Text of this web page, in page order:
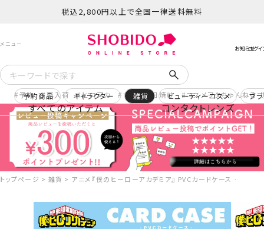
税込2,800円以上で全国一律送料無料
予約 再入荷 ヒロアカ サンリオ日焼け コスメヲタちゃんねる
すべてのアイテム コンタクトレンズ
予約商品 キャラクター 雑貨 ビューティーコスメ ブ
トップページ 雑貨 アニメ『僕のヒーローアカデミア』 PVCカードケース ＜ 轟